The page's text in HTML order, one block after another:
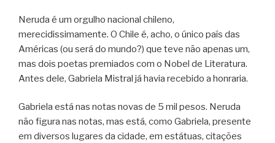
Neruda é um orgulho nacional chileno,
merecidissimamente. O Chile é, acho, o único país das
Américas (ou será do mundo?) que teve não apenas um,
mas dois poetas premiados com o Nobel de Literatura.
Antes dele, Gabriela Mistral já havia recebido a honraria.
Gabriela está nas notas novas de 5 mil pesos. Neruda
não figura nas notas, mas está, como Gabriela, presente
em diversos lugares da cidade, em estátuas, citações